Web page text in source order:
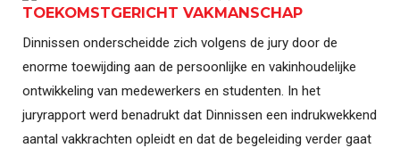
TOEKOMSTGERICHT VAKMANSCHAP
Dinnissen onderscheidde zich volgens de jury door de
enorme toewijding aan de persoonlijke en vakinhoudelijke
ontwikkeling van medewerkers en studenten. In het
juryrapport werd benadrukt dat Dinnissen een indrukwekkend
aantal vakkrachten opleidt en dat de begeleiding verder gaat